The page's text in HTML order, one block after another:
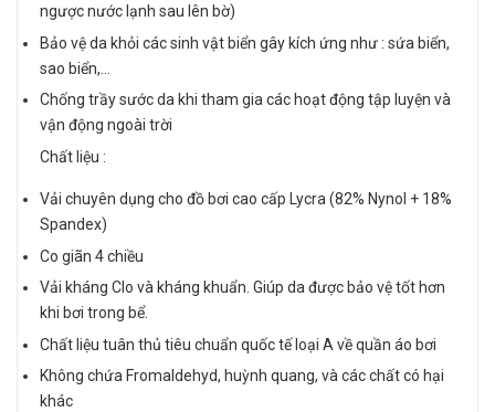
ngược nước lạnh sau lên bờ)
Bảo vệ da khỏi các sinh vật biển gây kích ứng như : sứa biển,
sao biển,…
Chống trầy sước da khi tham gia các hoạt động tập luyện và
vận động ngoài trời
Chất liệu :
Vải chuyên dụng cho đồ bơi cao cấp Lycra (82% Nynol + 18%
Spandex)
Co giãn 4 chiều
Vải kháng Clo và kháng khuẩn. Giúp da được bảo vệ tốt hơn
khi bơi trong bể.
Chất liệu tuân thủ tiêu chuẩn quốc tế loại A về quần áo bơi
Không chứa Fromaldehyd, huỳnh quang, và các chất có hại
khác